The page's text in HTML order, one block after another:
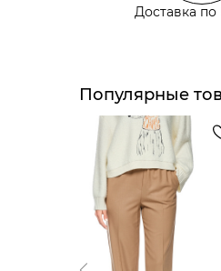
Самовывоз из пункта
Доставка
Популярные